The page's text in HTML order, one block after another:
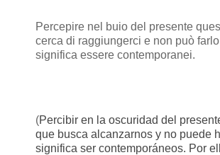
Percepire nel buio del presente
cerca di raggiungerci e non può
significa essere contemporanei.
(Percibir en la oscuridad del
que busca alcanzarnos y no puede
significa ser contemporáneos. Por